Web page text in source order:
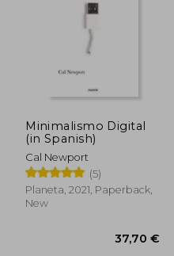
Minimalismo Digital
(in Spanish)
Cal Newport
(5)
Planeta, 2021, Paperback,
New